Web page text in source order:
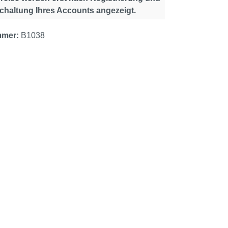
Ihres Accounts angezeigt.
B1038